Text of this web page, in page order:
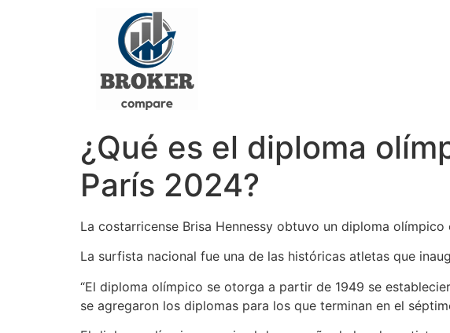
¿Qué es el diploma
París 2024?
La costarricense Brisa Hennessy obtuvo un diploma
La surfista nacional fue una de las históricas atletas que
“El diploma olímpico se otorga a partir de 1949 se
se agregaron los diplomas para los que terminan en el